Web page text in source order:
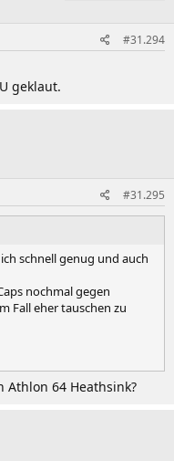
#31.294
geklaut.
#31.295
schnell genug und auch
nochmal gegen
Fall eher tauschen zu
Athlon 64 Heathsink?